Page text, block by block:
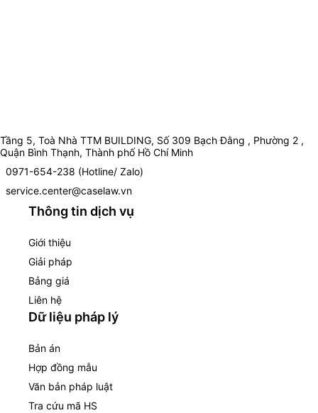
Tầng 5, Toà Nhà TTM BUILDING, Số 309 Bạch Đằng , Phường 2 ,
Quận Bình Thạnh, Thành phố Hồ Chí Minh
0971-654-238 (Hotline/ Zalo)
service.center@caselaw.vn
Thông tin dịch vụ
Giới thiệu
Giải pháp
Bảng giá
Liên hệ
Dữ liệu pháp lý
Bản án
Hợp đồng mẫu
Văn bản pháp luật
Tra cứu mã HS